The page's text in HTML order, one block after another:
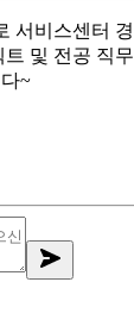
서비스센터
및 전공 직
~